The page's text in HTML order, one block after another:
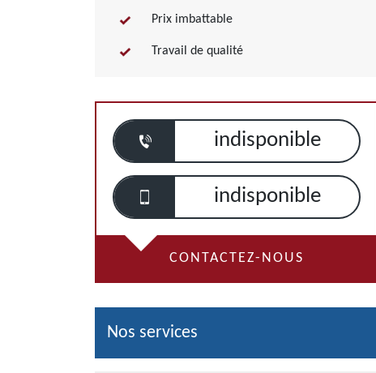
Prix imbattable
Travail de qualité
indisponible
indisponible
CONTACTEZ-NOUS
Nos services